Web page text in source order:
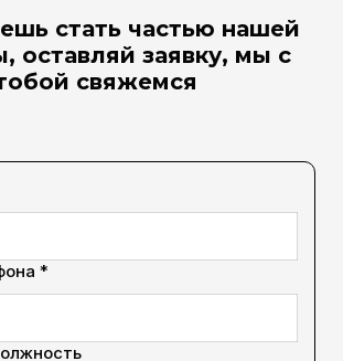
стать частью нашей
оставляй заявку, мы с
свяжемся
*